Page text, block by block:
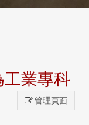
業專科
管理頁面